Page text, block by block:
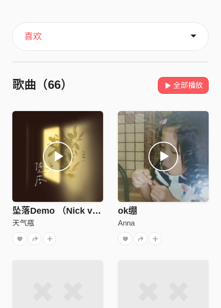
主页
喜欢
关于
歌曲（66） 全部播放
坠落Demo （Nick ver.）
天气瓶
ok绷
Anna